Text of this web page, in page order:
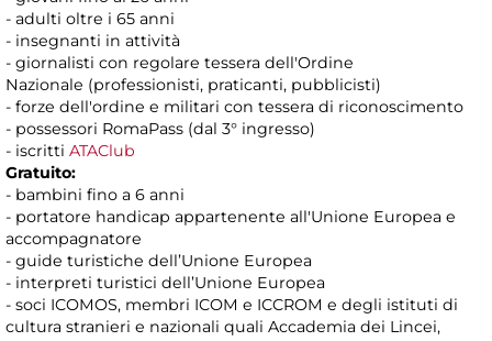
- adulti oltre i 65 anni
- insegnanti in attività
- giornalisti con regolare tessera dell'Ordine
Nazionale (professionisti, praticanti, pubblicisti)
- forze dell'ordine e militari con tessera di riconoscimento
- possessori RomaPass (dal 3° ingresso)
- iscritti ATAClub
Gratuito:
- bambini fino a 6 anni
- portatore handicap appartenente all'Unione Europea e
accompagnatore
- guide turistiche dell’Unione Europea
- interpreti turistici dell’Unione Europea
- soci ICOMOS, membri ICOM e ICCROM e degli istituti di
cultura stranieri e nazionali quali Accademia dei Lincei,